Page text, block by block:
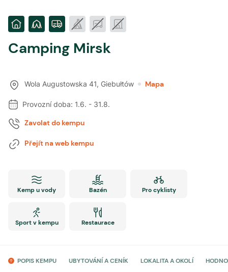
Camping Mirsk
Wola Augustowska 41, Giebułtów Mapa
Provozní doba: 1.6. - 31.8.
Zavolat do kempu
Přejít na web kempu
Kemp u vody Bazén Pro cyklisty
Sport v kempu Restaurace
POPIS KEMPU UBYTOVÁNÍ A CENÍK LOKALITA A OKOLÍ